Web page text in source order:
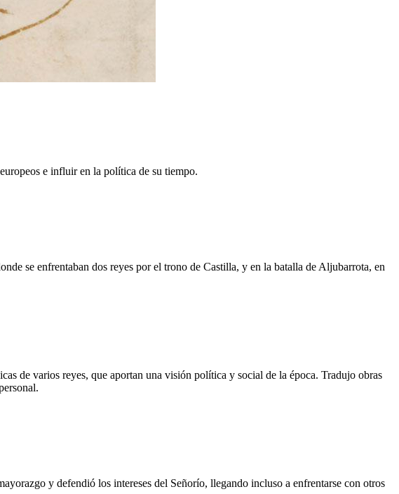
e influir en la política de su tiempo.
se enfrentaban dos reyes por el trono de Castilla, y en la batalla de Aljubarrota, en
de varios reyes, que aportan una visión política y social de la época. Tradujo obras
y defendió los intereses del Señorío, llegando incluso a enfrentarse con otros